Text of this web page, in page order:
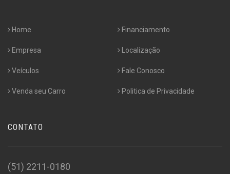
Home
Empresa
Veículos
Venda seu Carro
Financiamento
Localização
Fale Conosco
Politica de Privacidade
CONTATO
(51) 2211-0180